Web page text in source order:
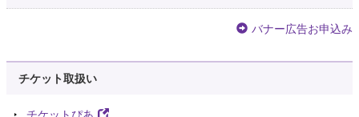
バナー広告お申込み
チケット取扱い